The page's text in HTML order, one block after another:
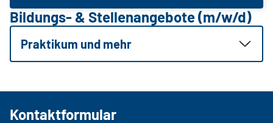
Bildungs- & Stellenangebote (m/w/d)
Praktikum und mehr
Kontaktformular